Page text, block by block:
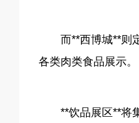
而**西博城**则
各类肉类食品展示。
**饮品展区**将